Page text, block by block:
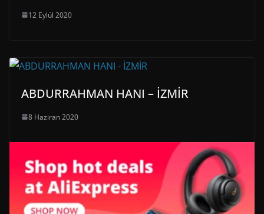
12 Eylül 2020
ABDURRAHMAN HANI – İZMİR
8 Haziran 2020